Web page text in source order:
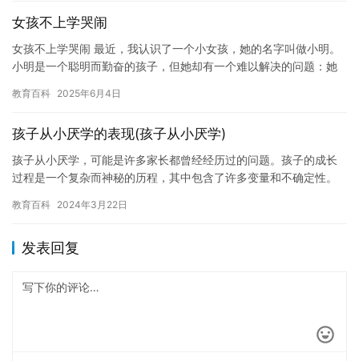
女孩不上学哭闹
女孩不上学哭闹 最近，我认识了一个小女孩，她的名字叫做小明。
小明是一个聪明而勤奋的孩子，但她却有一个难以解决的问题：她
明…
教育百科 2025年6月4日
孩子从小厌学的表现(孩子从小厌学)
孩子从小厌学，可能是许多家长都曾经经历过的问题。孩子的成长
过程是一个复杂而神秘的历程，其中包含了许多变量和不确定性。
们的学…
教育百科 2024年3月22日
发表回复